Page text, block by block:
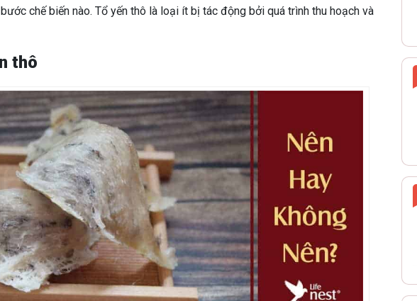
chế biến nào. Tổ yến thô là loại ít bị tác động bởi quá trình thu hoạch và
thô